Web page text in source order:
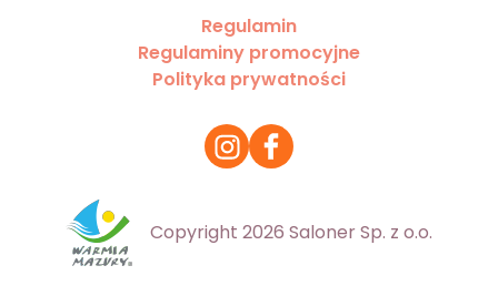
Regulamin
Regulaminy promocyjne
Polityka prywatności
Copyright 2026 Saloner Sp. z o.o.